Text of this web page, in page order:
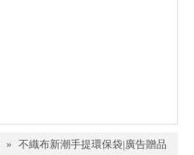
» 不織布新潮手提環保袋|廣告贈品